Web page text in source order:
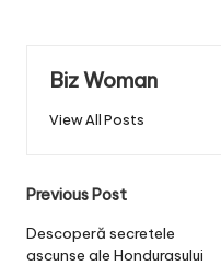
Biz Woman
View All Posts
Post
navigation
Previous Post
Descoperă secretele
ascunse ale Hondurasului